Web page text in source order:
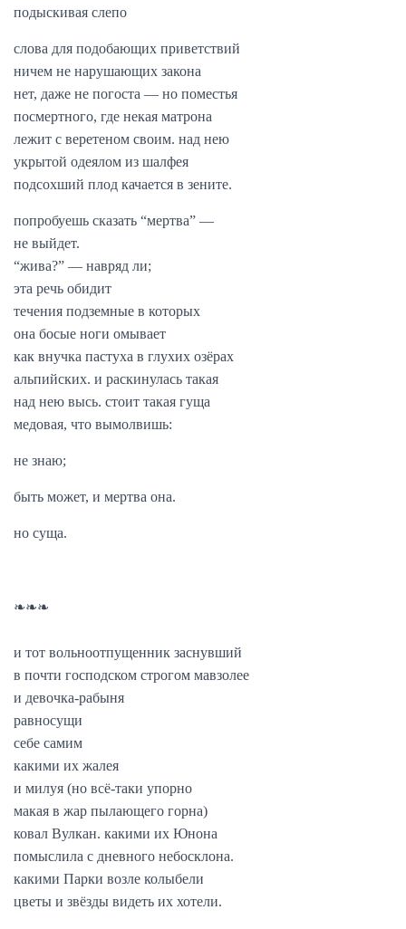
подыскивая слепо
слова для подобающих приветствий
ничем не нарушающих закона
нет, даже не погоста — но поместья
посмертного, где некая матрона
лежит с веретеном своим. над нею
укрытой одеялом из шалфея
подсохший плод качается в зените.
попробуешь сказать “мертва” —
не выйдет.
“жива?” — навряд ли;
эта речь обидит
течения подземные в которых
она босые ноги омывает
как внучка пастуха в глухих озёрах
альпийских. и раскинулась такая
над нею высь. стоит такая гуща
медовая, что вымолвишь:
не знаю;
быть может, и мертва она.
но суща.
❧❧❧
и тот вольноотпущенник заснувший
в почти господском строгом мавзолее
и девочка-рабыня
равносущи
себе самим
какими их жалея
и милуя (но всё-таки упорно
макая в жар пылающего горна)
ковал Вулкан. какими их Юнона
помыслила с дневного небосклона.
какими Парки возле колыбели
цветы и звёзды видеть их хотели.